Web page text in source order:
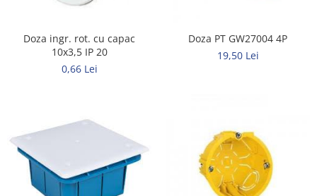
Doza ingr. rot. cu capac
10x3,5 IP 20
0,66 Lei
Doza PT GW27004 4P
19,50 Lei